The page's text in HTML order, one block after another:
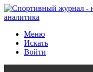
Меню
Искать
Войти